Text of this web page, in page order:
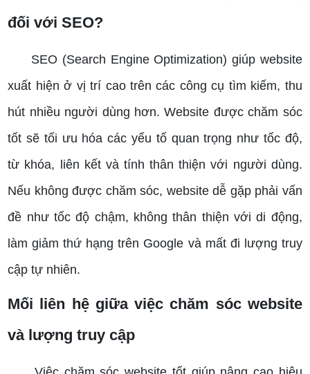
đối với SEO?
SEO (Search Engine Optimization) giúp website
xuất hiện ở vị trí cao trên các công cụ tìm kiếm, thu
hút nhiều người dùng hơn. Website được chăm sóc
tốt sẽ tối ưu hóa các yếu tố quan trọng như tốc độ,
từ khóa, liên kết và tính thân thiện với người dùng.
Nếu không được chăm sóc, website dễ gặp phải vấn
đề như tốc độ chậm, không thân thiện với di động,
làm giảm thứ hạng trên Google và mất đi lượng truy
cập tự nhiên.
Mối liên hệ giữa việc chăm sóc website
và lượng truy cập